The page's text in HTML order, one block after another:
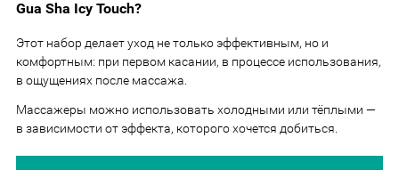
Gua Sha Icy Touch?
Этот набор делает уход не только эффективным, но и
комфортным: при первом касании, в процессе использования,
в ощущениях после массажа.
Массажеры можно использовать холодными или тёплыми —
в зависимости от эффекта, которого хочется добиться.